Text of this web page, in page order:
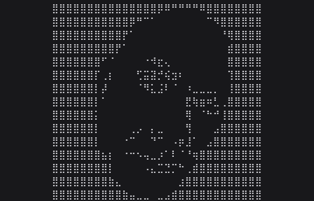
⣿⣿⣿⣿⣿⣿⣿⣿⣿⣿⣿⣿⣿⣿⣿⡿⠿⠛⠛⠛⠛⠿⣿⣿⣿⣿⣿⣿⣿⣿
⣿⣿⣿⣿⣿⣿⣿⣿⣿⣿⣿⡿⠛⠉⠁⠀⠀⠀⠀⠀⠀⠀⠉⠻⣿⣿⣿⣿⣿⣿
⣿⣿⣿⣿⣿⣿⣿⣿⣿⣿⡟⠁⠀⠀⠀⠀⠀⠀⠀⠀⠀⠀⠀⠀⠘⢿⣿⣿⣿⣿
⣿⣿⣿⣿⣿⣿⣿⣿⣿⡟⠁⠀⠀⠀⠀⠀⠀⠀⠀⠀⠀⠀⠀⠀⠀⣾⣿⣿⣿⣿
⣿⣿⣿⣿⣿⣿⣿⠋⠈⠀⠀⠀⠀⠐⠺⣖⢄⠀⠀⠀⠀⠀⠀⠀⠀⣿⣿⣿⣿⣿
⣿⣿⣿⣿⣿⣿⡏⢀⡆⠀⠀⠀⢋⣭⣽⡚⢮⣲⠆⠀⠀⠀⠀⠀⠀⢹⣿⣿⣿⣿
⣿⣿⣿⣿⣿⣿⡇⡼⠀⠀⠀⠀⠈⠻⣅⣨⠇⠈⠀⠰⣀⣀⣀⡀⠀⢸⣿⣿⣿⣿
⣿⣿⣿⣿⣿⣿⡇⠁⠀⠀⠀⠀⠀⠀⠀⠀⠀⠀⠀⣟⢷⣶⠶⣃⢀⣿⣿⣿⣿⣿
⣿⣿⣿⣿⣿⣿⡅⠀⠀⠀⠀⠀⠀⠀⠀⠀⠀⠀⠀⢿⠀⠈⠓⠚⢸⣿⣿⣿⣿⣿
⣿⣿⣿⣿⣿⣿⡇⠀⠀⠀⠀⢀⡠⠀⡄⣀⠀⠀⠀⢻⠀⠀⠀⣠⣿⣿⣿⣿⣿⣿
⣿⣿⣿⣿⣿⣿⡇⠀⠀⠀⠐⠉⠀⠀⠙⠉⠀⠠⡶⣸⠁⠀⣠⣿⣿⣿⣿⣿⣿⣿
⣿⣿⣿⣿⣿⣿⣿⣦⡆⠀⠐⠒⠢⢤⣀⡰⠁⠇⠈⠘⢶⣿⣿⣿⣿⣿⣿⣿⣿⣿
⣿⣿⣿⣿⣿⣿⣿⣿⡇⠀⠀⠀⠀⠠⣄⣉⣙⡉⠓⢀⣾⣿⣿⣿⣿⣿⣿⣿⣿⣿
⣿⣿⣿⣿⣿⣿⣿⣿⣷⣄⠀⠀⠀⠀⠀⠀⠀⠀⣰⣿⣿⣿⣿⣿⣿⣿⣿⣿⣿⣿
⣿⣿⣿⣿⣿⣿⣿⣿⣿⣿⣷⣤⣀⣀⠀⣀⣠⣾⣿⣿⣿⣿⣿⣿⣿⣿⣿⣿⣿⣿